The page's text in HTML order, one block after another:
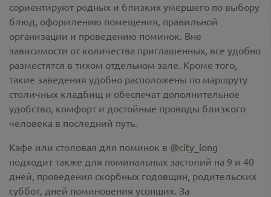
сориентируют родных и близких умершего по выбору
блюд, оформлению помещения, правильной
организации и проведению поминок. Вне
зависимости от количества приглашенных, все удобно
разместятся в тихом отдельном зале. Кроме того,
такие заведения удобно расположены по маршруту
столичных кладбищ и обеспечат дополнительное
удобство, комфорт и достойные проводы близкого
человека в последний путь.
Кафе или столовая для поминок в @city_long
подходит также для поминальных застолий на 9 и 40
дней, проведения скорбных годовщин, родительских
суббот, дней поминовения усопших. За